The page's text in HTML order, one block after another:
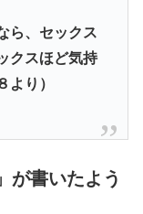
ら、セックス
クスほど気持
より）
が書いたよう